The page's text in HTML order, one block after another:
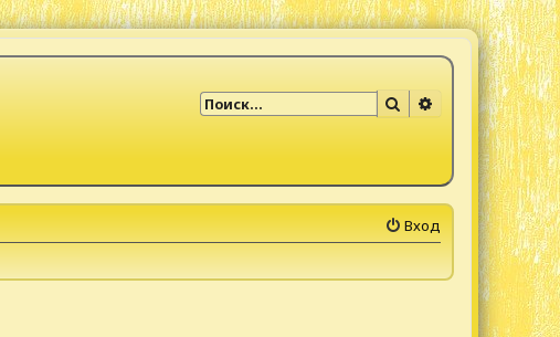
Поиск Расширенный
Вход